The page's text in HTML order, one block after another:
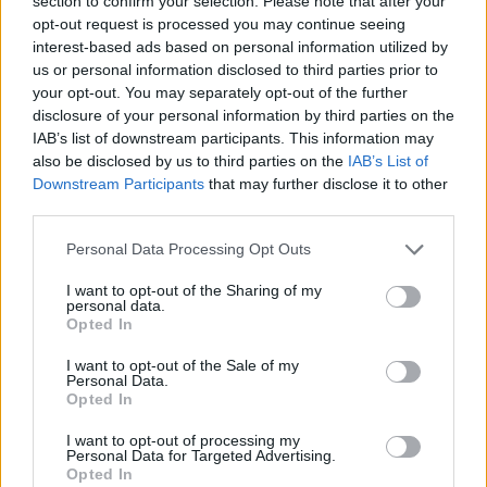
opt-out request is processed you may continue seeing
interest-based ads based on personal information utilized by
us or personal information disclosed to third parties prior to
your opt-out. You may separately opt-out of the further
disclosure of your personal information by third parties on the
IAB’s list of downstream participants. This information may
also be disclosed by us to third parties on the IAB’s List of
Downstream Participants that may further disclose it to other
Personal Data Processing Opt Outs
I want to opt-out of the Sharing of my
personal data.
Opted In
I want to opt-out of the Sale of my
Personal Data.
Opted In
I want to opt-out of processing my
Personal Data for Targeted Advertising.
Opted In
Recomendaciones para abrir una
puerta automática en un corte de
luz por parte de Sicilia Hermanos
automatización de puertas.
Como expertos del
sector, en caso de necesitar abrir una puerta
automática en un corte de luz,
comprobar si la puerta automática tiene una
batería de emergencia
poseen una batería de emergencia que nos permite